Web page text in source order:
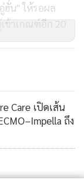
ฮั่น" ให้รอผล
เข้าเกณฑ์อีก 20
โรนา
Care เปิดเส้น
ถึง